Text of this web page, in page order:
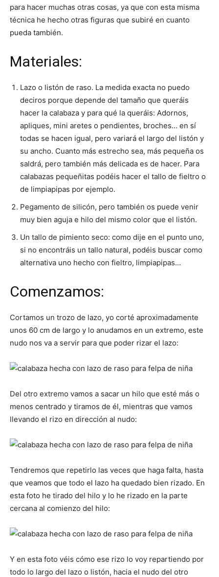
para hacer muchas otras cosas, ya que con esta misma
técnica he hecho otras figuras que subiré en cuanto
pueda también.
Materiales:
Lazo o listón de raso. La medida exacta no puedo
deciros porque depende del tamaño que queráis
hacer la calabaza y para qué la queráis: Adornos,
apliques, mini aretes o pendientes, broches… en sí
todas se hacen igual, pero variará el largo del listón y
su ancho. Cuanto más estrecho sea, más pequeña os
saldrá, pero también más delicada es de hacer. Para
calabazas pequeñitas podéis hacer el tallo de fieltro o
de limpiapipas por ejemplo.
Pegamento de silicón, pero también os puede venir
muy bien aguja e hilo del mismo color que el listón.
Un tallo de pimiento seco: como dije en el punto uno,
si no encontráis un tallo natural, podéis buscar como
alternativa uno hecho con fieltro, limpiapipas…
Comenzamos:
Cortamos un trozo de lazo, yo corté aproximadamente
unos 60 cm de largo y lo anudamos en un extremo, este
nudo nos va a servir para que poder rizar el lazo:
Del otro extremo vamos a sacar un hilo que esté más o
menos centrado y tiramos de él, mientras que vamos
llevando el rizo en dirección al nudo:
Tendremos que repetirlo las veces que haga falta, hasta
que veamos que todo el lazo ha quedado bien rizado. En
esta foto he tirado del hilo y lo he rizado en la parte
cercana al comienzo del hilo:
Y en esta foto véis cómo ese rizo lo voy repartiendo por
todo lo largo del lazo o listón, hacia el nudo del otro